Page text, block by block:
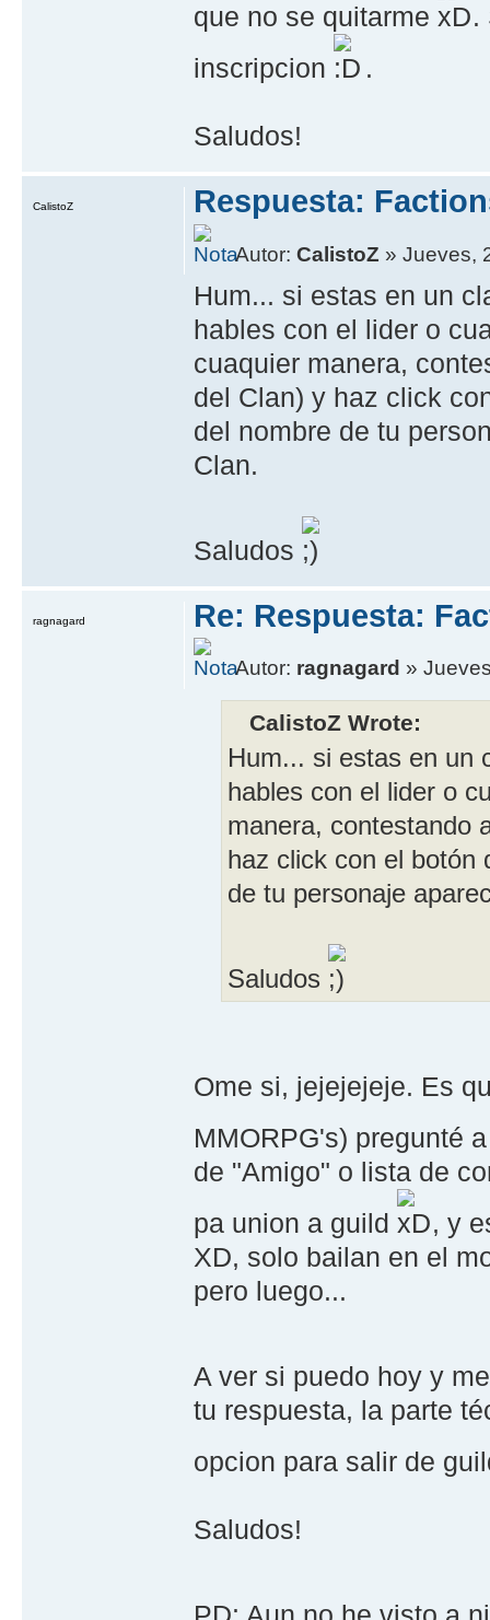
que no se quitarme
.
inscripcion
.
Saludos!
Respuesta:
Autor:CalistoZ » Jueves,
Hum... si estas en un
hables con el lider o
cuaquier manera,
del Clan) y haz click
del nombre de tu
Clan.
Saludos
CalistoZ
Re: Respuesta:
Autor: ragnagard »
CalistoZ Wrote:
Hum... si estas en un
hables con el lider o
manera, contestando
haz click con el botón
de tu personaje
Saludos
Ome si, jejejejeje. Es
MMORPG's) pregunté
de "Amigo" o lista de
pa union a guild
, y
XD, solo bailan en el
pero luego...
A ver si puedo hoy y
tu respuesta, la parte
opcion para salir de
Saludos!
ragnagard